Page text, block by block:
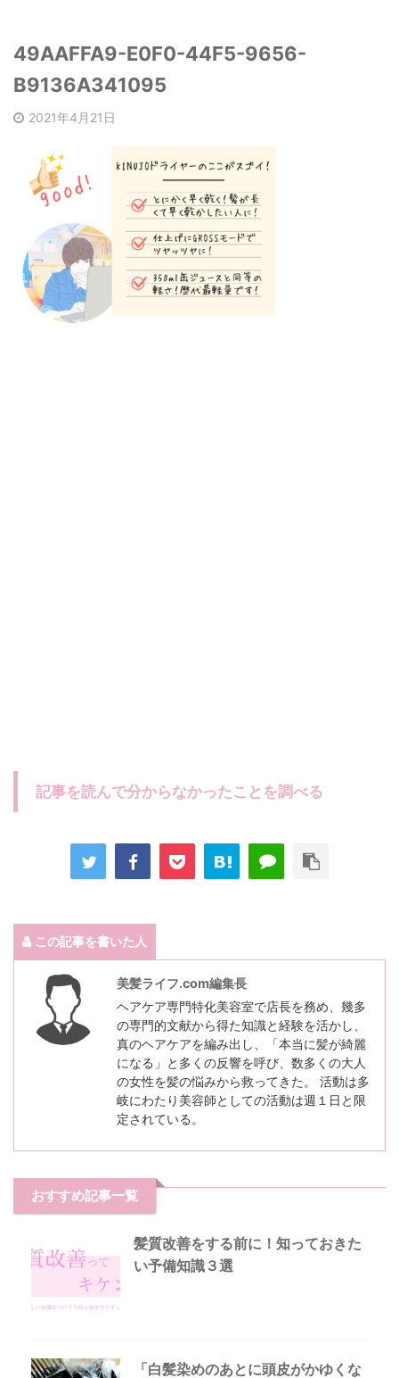
49AAFFA9-E0F0-44F5-9656-
B9136A341095
2021年4月21日
記事を読んで分からなかったことを調べる
この記事を書いた人
美髪ライフ.com編集長
ヘアケア専門特化美容室で店長を務め、幾多
の専門的文献から得た知識と経験を活かし、
真のヘアケアを編み出し、「本当に髪が綺麗
になる」と多くの反響を呼び、数多くの大人
の女性を髪の悩みから救ってきた。 活動は多
岐にわたり美容師としての活動は週１日と限
定されている。
おすすめ記事一覧
髪質改善をする前に！知っておきた
い予備知識３選
「白髪染めのあとに頭皮がかゆくな